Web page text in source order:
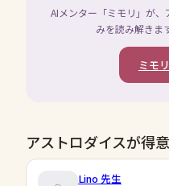
AIメンター「ミモリ」が
みを読み解きま
ミモ
アストロダイスが得
Lino先生